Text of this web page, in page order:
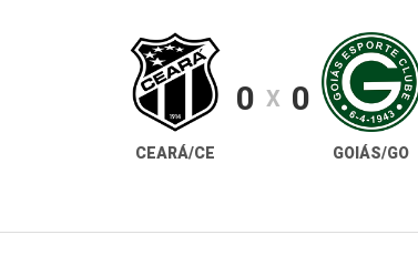
CEARÁ/CE
0 X 0
GOIÁS/GO